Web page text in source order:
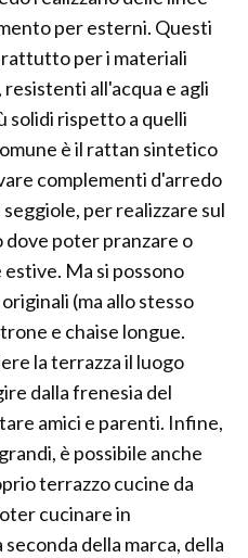
per esterni. Questi
per i materiali
all'acqua e agli
solidi rispetto a quelli
è il rattan sintetico
complementi d'arredo
per realizzare sul
dove poter pranzare o
Ma si possono
(ma allo stesso
e chaise longue.
la terrazza il luogo
dalla frenesia del
amici e parenti. Infine,
è possibile anche
terrazzo cucine da
cucinare in
della marca, della